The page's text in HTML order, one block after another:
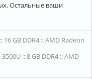
Остальные ваши
16 GB DDR4 :: AMD Radeon
:: 8 GB DDR4 :: AMD